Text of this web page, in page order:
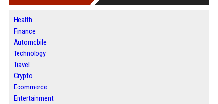
Health
Finance
Automobile
Technology
Travel
Crypto
Ecommerce
Entertainment